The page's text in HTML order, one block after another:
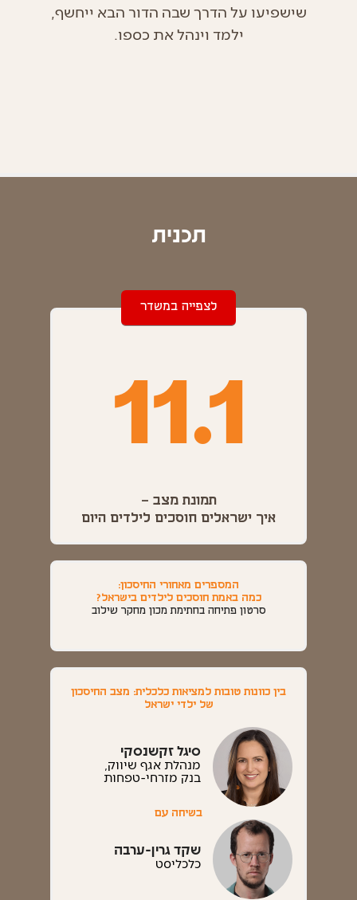
שישפיעו על הדרך שבה הדור הבא ייחשף,
ילמד וינהל את כספו.
תכנית
לצפייה במשדר
11.1
תמונת מצב –
איך ישראלים חוסכים לילדים היום
המספרים מאחורי החיסכון:
כמה באמת חוסכים לילדים בישראל?
סרטון פתיחה בחתימת מכון מחקר שילוב
בין כוונות טובות למציאות כלכלית: מצב החיסכון
של ילדי ישראל
סיגל זקשנסקי
מנהלת אגף שיווק,
בנק מזרחי-טפחות
בשיחה עם
שקד גרין-ערבה
כלכליסט